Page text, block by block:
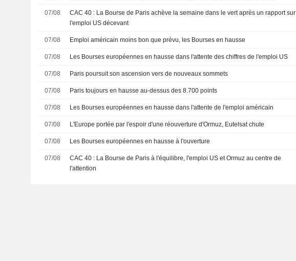
07/08
CAC 40 : La Bourse de Paris achève la semaine dans le vert après un rapport sur
l'emploi US décevant
07/08 Emploi américain moins bon que prévu, les Bourses en hausse
07/08 Les Bourses européennes en hausse dans l'attente des chiffres de l'emploi US
07/08 Paris poursuit son ascension vers de nouveaux sommets
07/08 Paris toujours en hausse au-dessus des 8.700 points
07/08 Les Bourses européennes en hausse dans l'attente de l'emploi américain
07/08 L'Europe portée par l'espoir d'une réouverture d'Ormuz, Eutelsat chute
07/08 Les Bourses européennes en hausse à l'ouverture
07/08
CAC 40 : La Bourse de Paris à l'équilibre, l'emploi US et Ormuz au centre de
l'attention